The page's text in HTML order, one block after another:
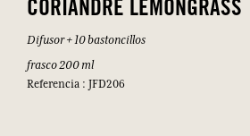
CORIANDRE LEMONGRASS
Difusor + 10 bastoncillos
frasco 200 ml
Referencia : JFD206